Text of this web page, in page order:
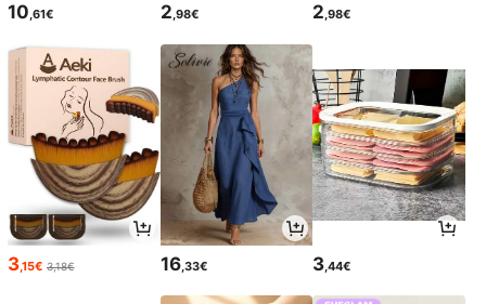
10,61€ 2,98€ 2,98€
3,15€ 3,18€ 16,33€ 3 ,44€